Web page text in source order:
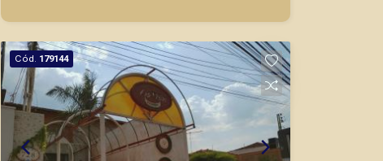
cidade de Ribeirão Preto.
Cód. 179144